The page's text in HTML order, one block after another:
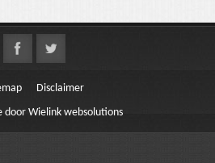
Disclaimer
door Wielink websolutions